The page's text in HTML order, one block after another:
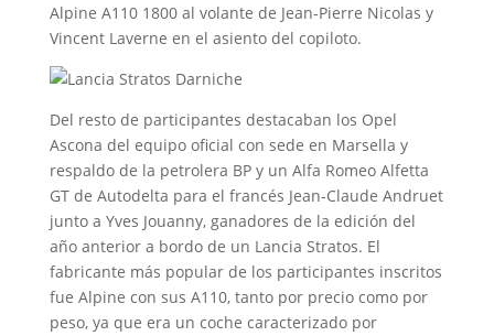
Alpine A110 1800 al volante de Jean-Pierre Nicolas y
Vincent Laverne en el asiento del copiloto.
Del resto de participantes destacaban los Opel
Ascona del equipo oficial con sede en Marsella y
respaldo de la petrolera BP y un Alfa Romeo Alfetta
GT de Autodelta para el francés Jean-Claude Andruet
junto a Yves Jouanny, ganadores de la edición del
año anterior a bordo de un Lancia Stratos. El
fabricante más popular de los participantes inscritos
fue Alpine con sus A110, tanto por precio como por
peso, ya que era un coche caracterizado por